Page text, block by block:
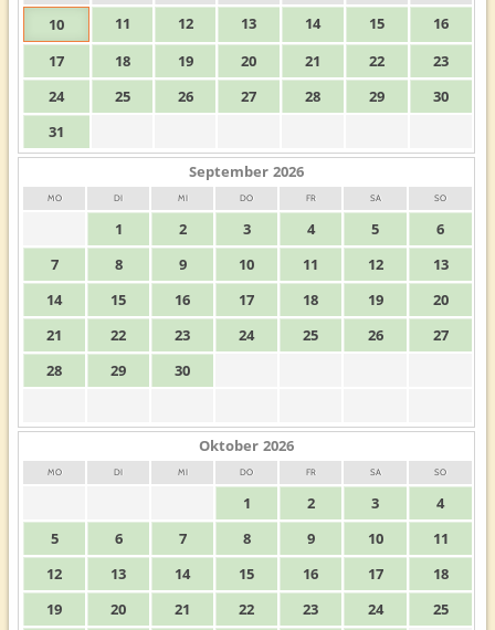
10
11 12 13 14 15
16
17
18 19 20 21 22
23
24
25 26 27 28 29
30
31
September 2026
MO DI MI DO FR SA SO
1 2 3 4 5
6
7
8 9 10 11 12
13
14
15 16 17 18 19
20
21
22 23 24 25 26
27
28
29 30
Oktober 2026
MO DI MI DO FR SA SO
1 2 3
4
5
6 7 8 9 10
11
12
13 14 15 16 17
18
19
20 21 22 23 24
25